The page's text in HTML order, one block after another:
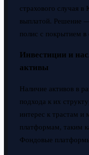
страхового случая
выплатой. Решение
полис с покрытием в
Инвестиции и
активы
Наличие активов в
подхода к их
интерес к трастам
платформам, таким
Фондовые